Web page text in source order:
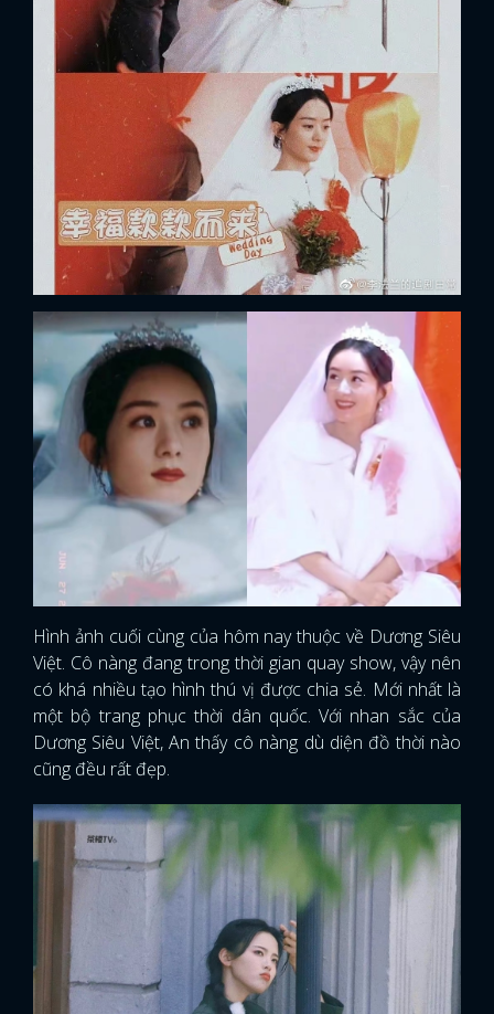
Hình ảnh cuối cùng của hôm nay thuộc về Dương Siêu
Việt. Cô nàng đang trong thời gian quay show, vậy nên
có khá nhiều tạo hình thú vị được chia sẻ. Mới nhất là
một bộ trang phục thời dân quốc. Với nhan sắc của
Dương Siêu Việt, An thấy cô nàng dù diện đồ thời nào
cũng đều rất đẹp.